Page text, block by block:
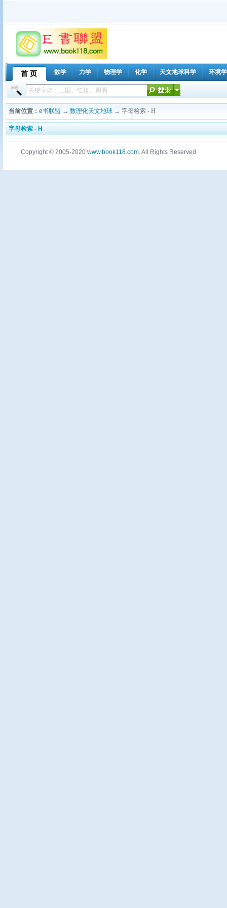
首 页 数学 力学 物理学 化学 天文地球科学 环境
当前位置： e书联盟 → 数理化天文地球 → 字母检索 - H
字母检索 - H
Copyright © 2005-2020 www.book118.com. All Rights Reserved